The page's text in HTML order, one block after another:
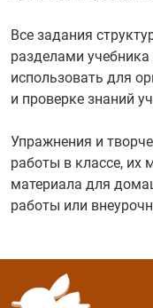
Все задания
разделами
использовать для
и проверке знаний
Упражнения и
работы в классе, их
материала для
работы или